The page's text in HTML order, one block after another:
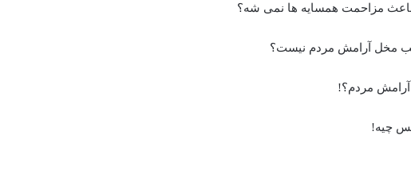
مزاحمت همسایه ها نمی شه؟
شب مخل آرامش مردم نیست؟
مردم؟!
چیه!